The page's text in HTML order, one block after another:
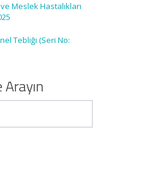
Meslek Hastalıkları
Tebliği (Seri No: